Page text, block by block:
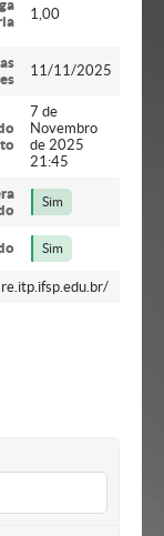
1,00
11/11/2025
7 de
Novembro
de 2025
21:45
Sim
Sim